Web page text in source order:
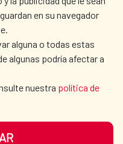
en su navegador
alguna o todas estas
algunas podría afectar a
nuestra política de
DES DONNÉES